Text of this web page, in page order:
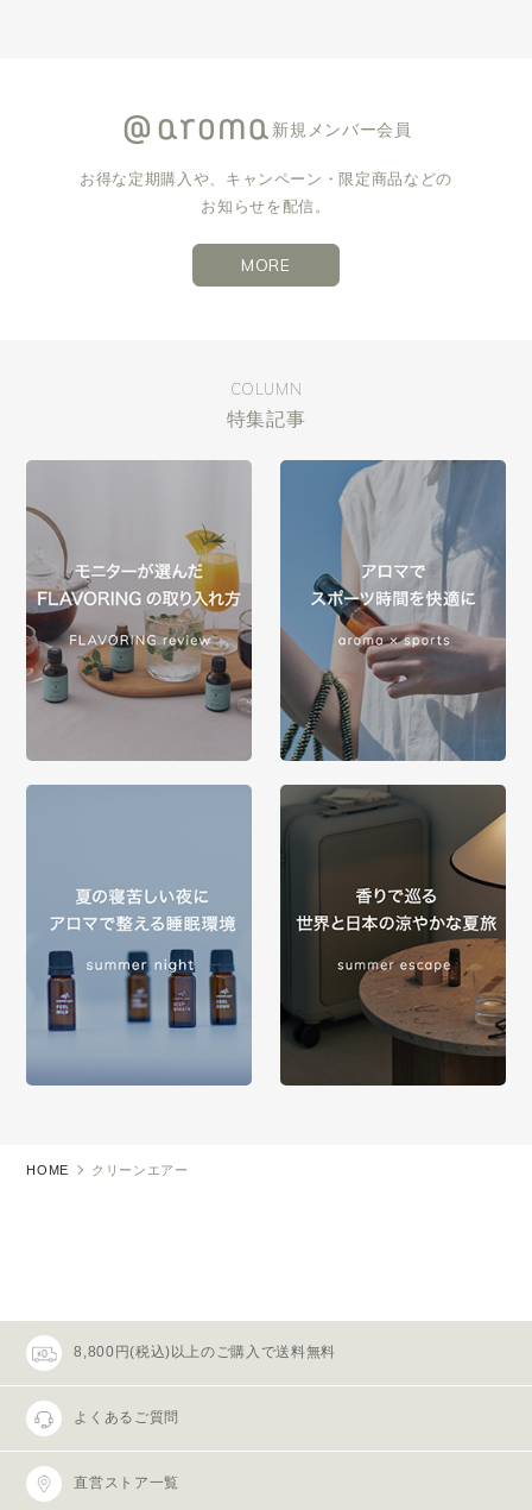
新規メンバー会員
お得な定期購入や、キャンペーン・限定商品などの
お知らせを配信。
MORE
COLUMN
特集記事
HOME クリーンエアー
8,800円(税込)以上のご購入で送料無料
よくあるご質問
直営ストア一覧